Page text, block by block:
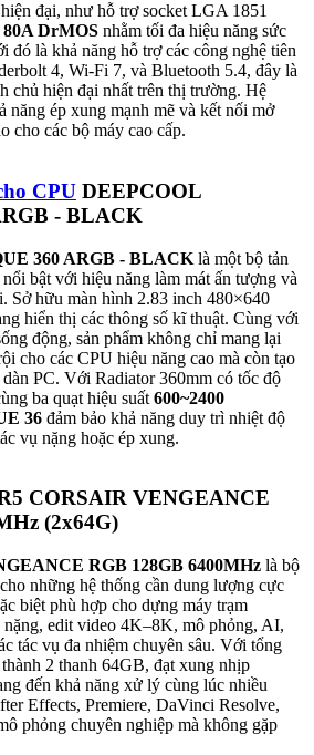
đại, như hỗ trợ socket LGA 1851
80A DrMOS nhằm tối đa hiệu năng sức
đó là khả năng hỗ trợ các công nghệ tiên
4, Wi-Fi 7, và Bluetooth 5.4, đây là
chủ hiện đại nhất trên thị trường. Hệ
năng ép xung mạnh mẽ và kết nối mở
cho các bộ máy cao cấp.
CPU DEEPCOOL
- BLACK
360 ARGB - BLACK là một bộ tản
bật với hiệu năng làm mát ấn tượng và
Sở hữu màn hình 2.83 inch 480×640
hiển thị các thông số kĩ thuật. Cùng với
động, sản phẩm không chỉ mang lại
cho các CPU hiệu năng cao mà còn tạo
PC. Với Radiator 360mm có tốc độ
ba quạt hiệu suất 600~2400
36 đảm bảo khả năng duy trì nhiệt độ
vụ nặng hoặc ép xung.
CORSAIR VENGEANCE
(2x64G)
RGB 128GB 6400MHz là bộ
những hệ thống cần dung lượng cực
biệt phù hợp cho dựng máy trạm
edit video 4K–8K, mô phỏng, AI,
tác vụ đa nhiệm chuyên sâu. Với tổng
2 thanh 64GB, đạt xung nhịp
đến khả năng xử lý cùng lúc nhiều
Effects, Premiere, DaVinci Resolve,
phỏng chuyên nghiệp mà không gặp